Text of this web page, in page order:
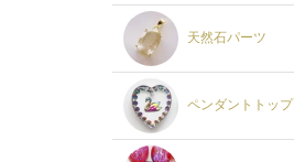
天然石パーツ
ペンダントトップ